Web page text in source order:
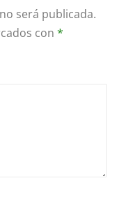
será publicada.
con *